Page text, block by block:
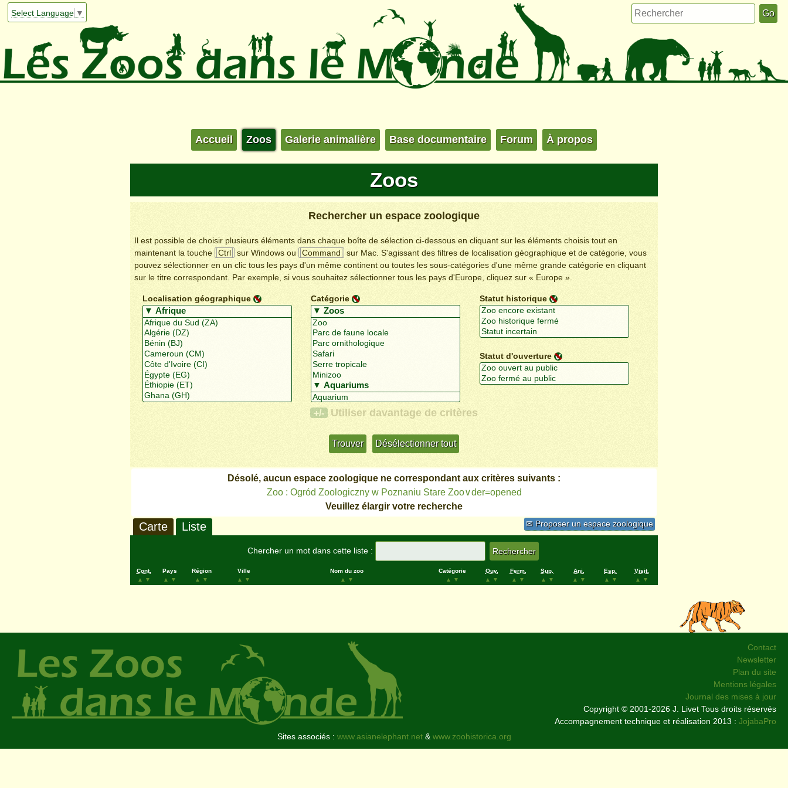
Select Language ▼
Accueil Zoos Galerie animalière Base documentaire Forum À propos
Zoos
Rechercher un espace zoologique
Il est possible de choisir plusieurs éléments dans chaque boîte de sélection ci-dessous en cliquant sur les éléments choisis tout en
maintenant la touche
Ctrl sur Windows ou Command
sur Mac. S'agissant des filtres de localisation géographique et de catégorie, vous
pouvez sélectionner en un clic tous les pays d'un même continent ou toutes les sous-catégories d'une même grande catégorie en cliquant
sur le titre correspondant. Par exemple, si vous souhaitez sélectionner tous les pays d'Europe, cliquez sur « Europe ».
Localisation géographique Catégorie Statut historique
Statut d'ouverture
+/- Utiliser davantage de critères
Désolé, aucun espace zoologique ne correspondant aux critères suivants :
Zoo : Ogród Zoologiczny w Poznaniu Stare Zoo∨der=opened
Veuillez élargir votre recherche
✉ Proposer un espace zoologique
Carte Liste
Chercher un mot dans cette liste :
Cont.
▲
▼
Pays
▲
▼
Région
▲
▼
Ville
▲
▼
Nom du zoo
▲
▼
Catégorie
▲
▼
Ouv.
▲
▼
Ferm.
▲
▼
Sup.
▲
▼
Ani.
▲
▼
Esp.
▲
▼
Visit.
▲
▼
Contact
Newsletter
Plan du site
Mentions légales
Journal des mises à jour
Copyright © 2001-2026 J. Livet Tous droits réservés
Accompagnement technique et réalisation 2013 : JojabaPro
Sites associés : www.asianelephant.net&www.zoohistorica.org